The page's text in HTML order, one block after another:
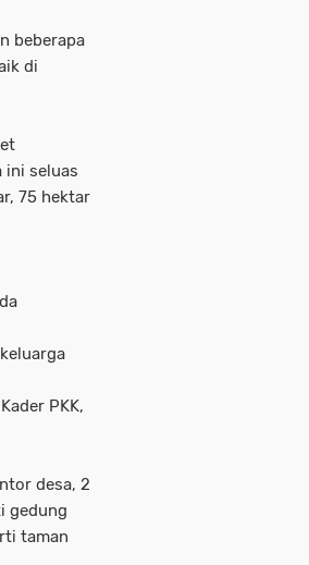
beberapa
di
ini seluas
75 hektar
PKK,
desa, 2
gedung
taman